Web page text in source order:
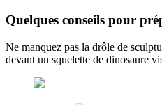
Quelques conseils pour
Ne manquez pas la drôle de
devant un squelette de dinosaure